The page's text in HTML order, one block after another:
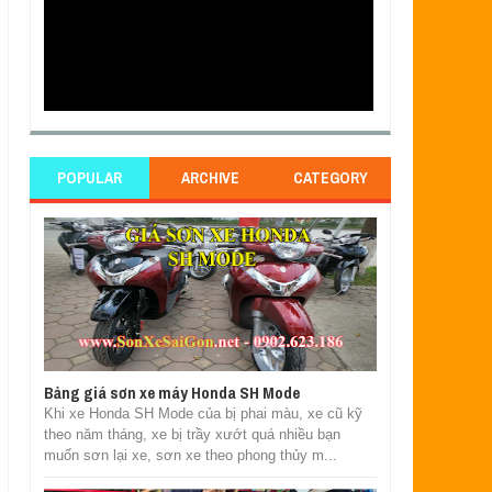
POPULAR ARCHIVE CATEGORY
Bảng giá sơn xe máy Honda SH Mode
Khi xe Honda SH Mode của bị phai màu, xe cũ kỹ
theo năm tháng, xe bị trầy xướt quá nhiều bạn
muốn sơn lại xe, sơn xe theo phong thủy m...